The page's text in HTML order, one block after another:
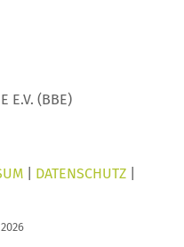
E.V. (BBE)
DATENSCHUTZ